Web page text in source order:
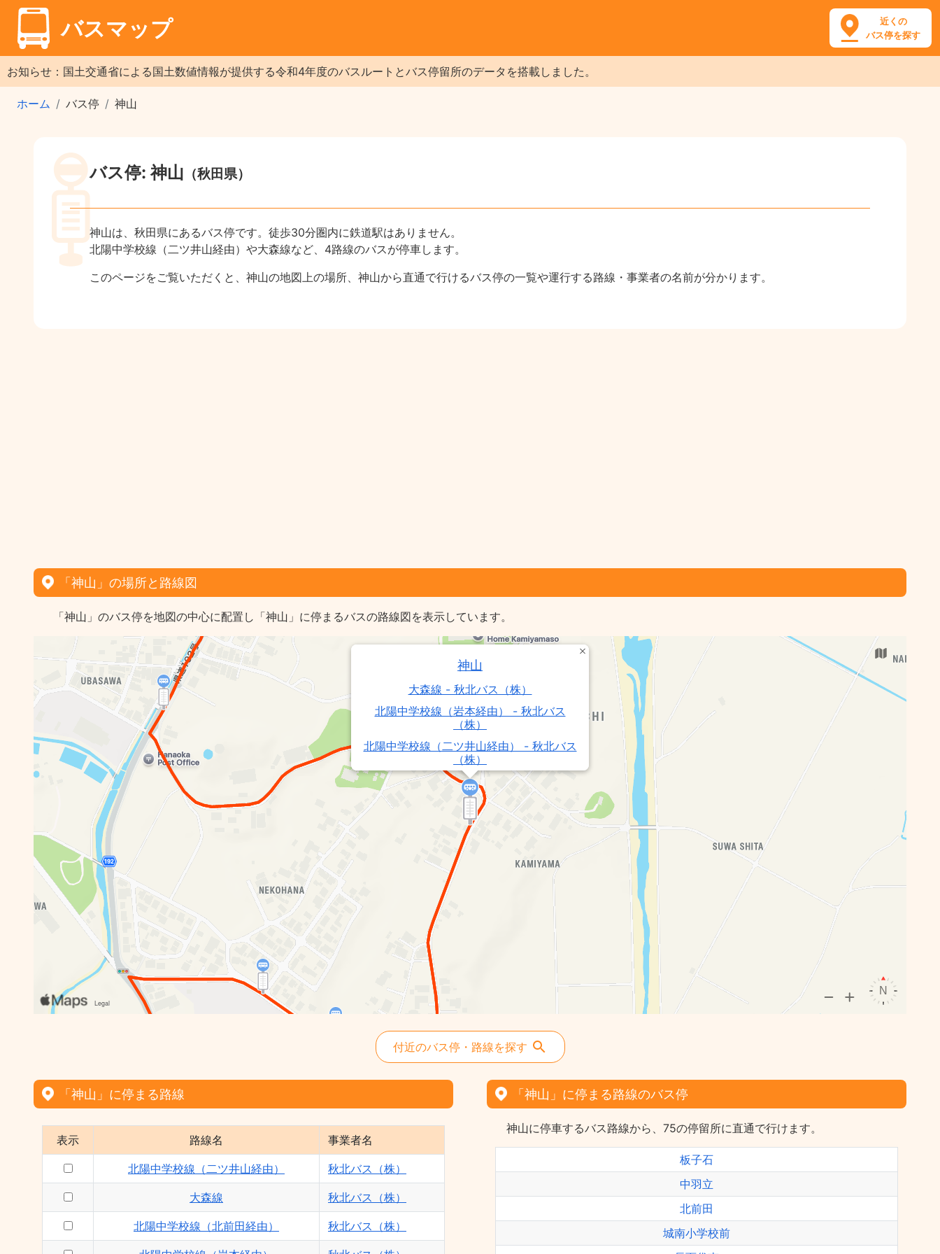
バスマップ
近くの
バス停を探す
お知らせ：国土交通省による国土数値情報が提供する令和4年度のバスルートとバス停留所のデータを搭載しました。
ホーム バス停 神山
バス停: 神山 （秋田県）
神山は、秋田県にあるバス停です。徒歩30分圏内に鉄道駅はありません。
北陽中学校線（二ツ井山経由）や大森線など、4路線のバスが停車します。
このページをご覧いただくと、神山の地図上の場所、神山から直通で行けるバス停の一覧や運行する路線・事業者の名前が分かります。
「神山」の場所と路線図
「神山」のバス停を地図の中心に配置し「神山」に停まるバスの路線図を表示しています。
神山
大森線 - 秋北バス（株）
北陽中学校線（岩本経由） - 秋北バス
（株）
北陽中学校線（二ツ井山経由） - 秋北バス
（株）
北陽中学校線（北前田経由） - 秋北バス
（株）
付近のバス停・路線を探す
「神山」に停まる路線
表示 路線名 事業者名
北陽中学校線（二ツ井山経由） 秋北バス（株）
大森線 秋北バス（株）
北陽中学校線（北前田経由） 秋北バス（株）
「神山」に停まる路線のバス停
神山に停車するバス路線から、75の停留所に直通で行けます。
板子石
中羽立
北前田
城南小学校前